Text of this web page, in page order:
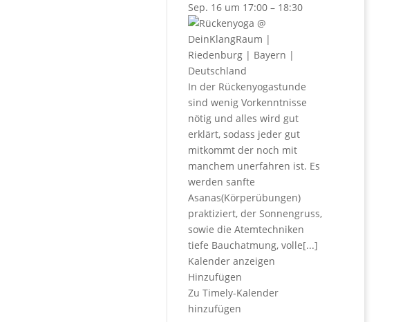
Sep. 16 um 17:00 – 18:30
In der Rückenyogastunde
sind wenig Vorkenntnisse
nötig und alles wird gut
erklärt, sodass jeder gut
mitkommt der noch mit
manchem unerfahren ist. Es
werden sanfte
Asanas(Körperübungen)
praktiziert, der Sonnengruss,
sowie die Atemtechniken
tiefe Bauchatmung, volle[...]
Kalender anzeigen
Hinzufügen
Zu Timely-Kalender
hinzufügen